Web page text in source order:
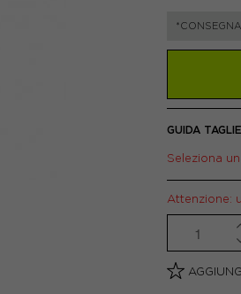
GUIDA TAGLIE
Seleziona
Attenzione: